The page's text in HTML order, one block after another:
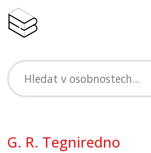
G. R. Tegniredno